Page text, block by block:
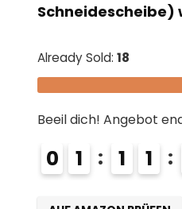
Schneidescheibe)
Already Sold:18
Beeil dich! Angebot
0 1 1 1